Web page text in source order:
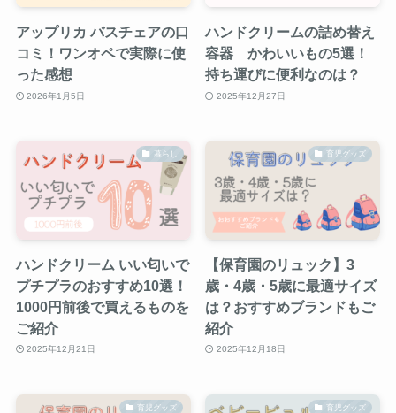
アップリカ バスチェアの口
コミ！ワンオペで実際に使
った感想
2026年1月5日
ハンドクリームの詰め替え
容器 かわいいもの5選！
持ち運びに便利なのは？
2025年12月27日
暮らし
ハンドクリーム いい匂いで
プチプラのおすすめ10選！
1000円前後で買えるものを
ご紹介
2025年12月21日
育児グッズ
【保育園のリュック】3
歳・4歳・5歳に最適サイズ
は？おすすめブランドもご
紹介
2025年12月18日
育児グッズ 育児グッズ